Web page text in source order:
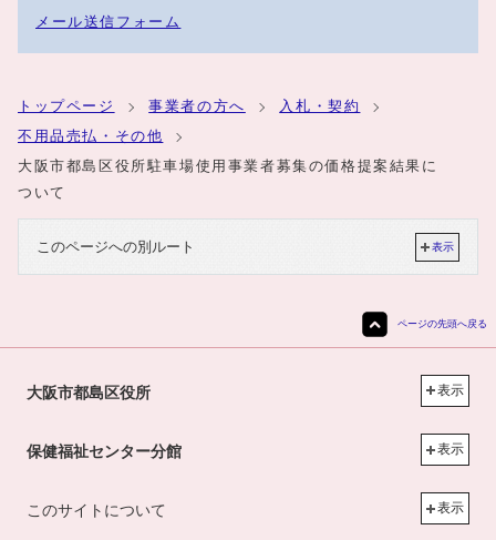
メール送信フォーム
トップページ 事業者の方へ
入札・契約
不用品売払・その他
大阪市都島区役所駐車場使用事業者募集の価格提案結果に
ついて
このページへの別ルート 表示
ページの先頭へ戻る
大阪市都島区役所 表示
保健福祉センター分館 表示
このサイトについて 表示